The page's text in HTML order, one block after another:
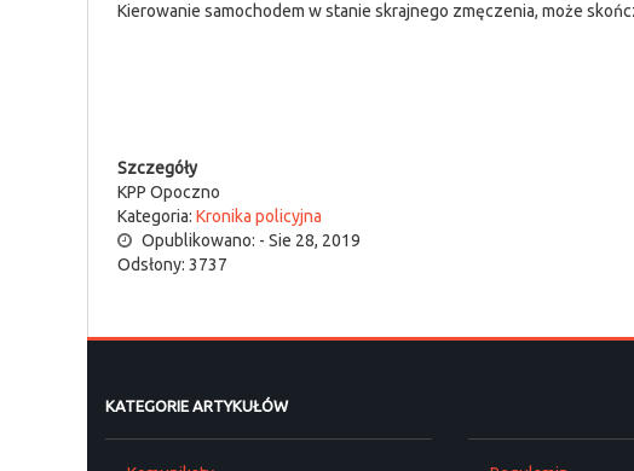
Kierowanie samochodem w stanie skrajnego zmęczenia, może
Szczegóły
KPP Opoczno
Kategoria: Kronika policyjna
Opublikowano: - Sie 28, 2019
Odsłony: 3737
KATEGORIE ARTYKUŁÓW